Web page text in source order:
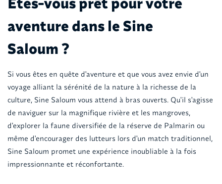
aventure dans le Sine
Saloum ?
Si vous êtes en quête d'aventure et que vous avez envie d'un
voyage alliant la sérénité de la nature à la richesse de la
culture, Sine Saloum vous attend à bras ouverts. Qu'il s'agisse
de naviguer sur la magnifique rivière et les mangroves,
d'explorer la faune diversifiée de la réserve de Palmarin ou
même d'encourager des lutteurs lors d'un match traditionnel,
Sine Saloum promet une expérience inoubliable à la fois
impressionnante et réconfortante.